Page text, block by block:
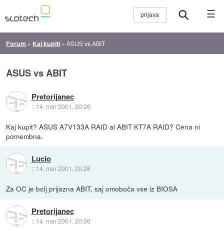
☰
Forum » Kaj kupiti »ASUS vs ABIT
ASUS vs ABIT
Pretorijanec
:: 14. mar 2001, 20:26
Kaj kupit? ASUS A7V133A RAID al ABIT KT7A RAID? Cena ni
pomembna.
Lucio
:: 14. mar 2001, 20:28
Za OC je bolj prijazna ABIT, saj omoboča vse iz BIOSA
Pretorijanec
:: 14. mar 2001, 20:30